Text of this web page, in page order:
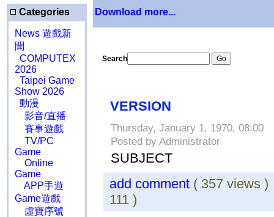
Categories
News 遊戲新
聞
COMPUTEX
2026
Taipei Game
Show 2026
動漫
影音/直播
賽事遊戲
TV/PC
Game
Online
Game
APP手遊
Game遊戲
虛寶序號
Download more...
Search
VERSION
Thursday, January 1, 1970, 08:00
Posted by Administrator
SUBJECT
add comment ( 357
111 )